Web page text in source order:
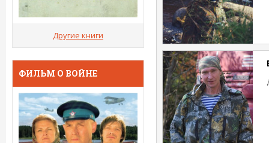
Другие книги
ФИЛЬМ О ВОЙНЕ